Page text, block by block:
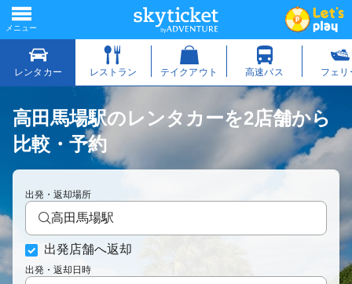
高田馬場駅のレンタカーを2店舗から
比較・予約
出発・返却場所
高田馬場駅
出発店舗へ返却
出発・返却日時